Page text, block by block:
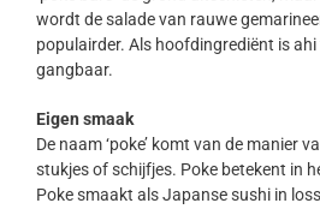
wordt de salade van rauwe
populairder. Als hoofdingrediënt is
gangbaar.
Eigen smaak
De naam ‘poke’ komt van de manier
stukjes of schijfjes. Poke betekent in
Poke smaakt als Japanse sushi in